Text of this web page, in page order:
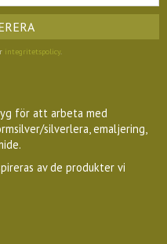
integritetspolicy.
för att arbeta med
silverlera, emaljering,
av de produkter vi